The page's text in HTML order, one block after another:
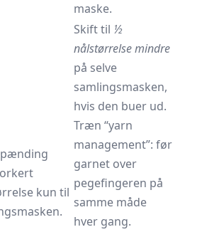
maske.
kun til
Skift til ½
nålstørrelse mindre
på selve
samlingsmasken,
hvis den buer ud.
Træn “yarn
management”: før
garnet over
pegefingeren på
samme måde
hver gang.